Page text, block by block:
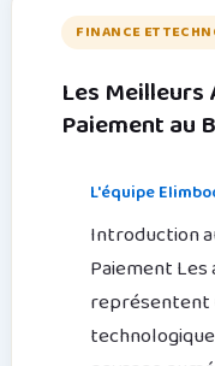
FINANCE ET
Les
Paiement au
L'équipe
Introduction
Paiement
représentent